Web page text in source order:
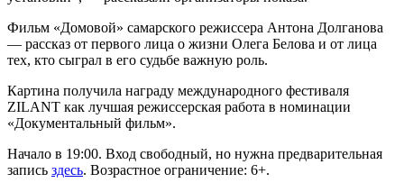
Фильм «Домовой» самарского режиссера Антона Долганова
— рассказ от первого лица о жизни Олега Белова и от лица
тех, кто сыграл в его судьбе важную роль.
Картина получила награду международного фестиваля
ZILANT как лучшая режиссерская работа в номинации
«Документальный фильм».
Начало в 19:00. Вход свободный, но нужна предварительная
запись здесь. Возрастное ограничение: 6+.